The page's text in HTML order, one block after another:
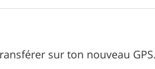
sur ton nouveau GPS.